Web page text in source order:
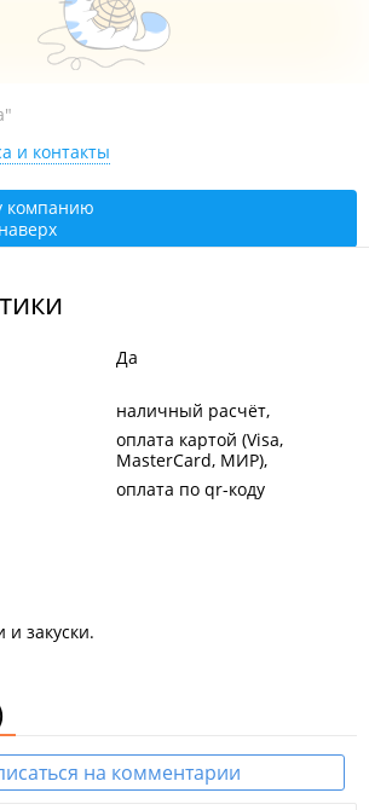
ул. Баляева, 35 стр. 2
в 10:00
и контакты
компанию
Да
наличный расчёт
оплата картой (Visa,
MasterCard, МИР)
оплата по qr-коду
и закуски.
на комментарии